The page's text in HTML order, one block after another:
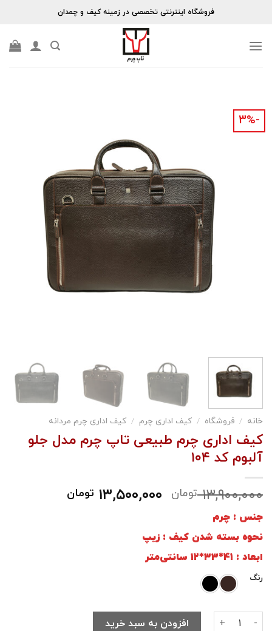
فروشگاه اینترنتی تخصصی در زمینه کیف و چمدان
-۳%
خانه / فروشگاه / کیف اداری چرم / کیف اداری چرم مردانه
کیف اداری چرم طبیعی تاپ چرم مدل جلو
آلبوم کد ۱۰۴
۱۳,۹۰۰,۰۰۰ تومان ۱۳,۵۰۰,۰۰۰ تومان
جنس : چرم
نحوه بسته شدن کیف : زیپ
ابعاد : ۴۱*۳۳*۱۲ سانتی‌متر
رنگ
کیف اداری چرم طبیعی تاپ چرم مدل جلو آلبوم کد ۱۰۴ عدد
افزودن به سبد خرید